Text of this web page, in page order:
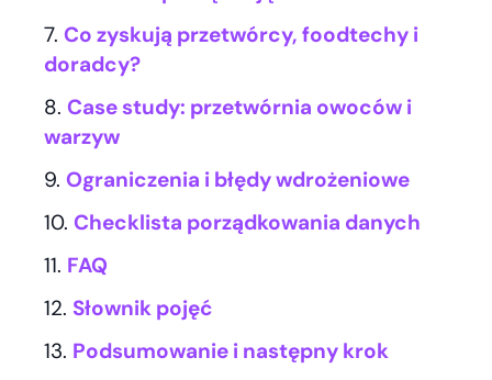
Co zyskują przetwórcy, foodtechy i
doradcy?
Case study: przetwórnia owoców i
warzyw
Ograniczenia i błędy wdrożeniowe
Checklista porządkowania danych
FAQ
Słownik pojęć
Podsumowanie i następny krok